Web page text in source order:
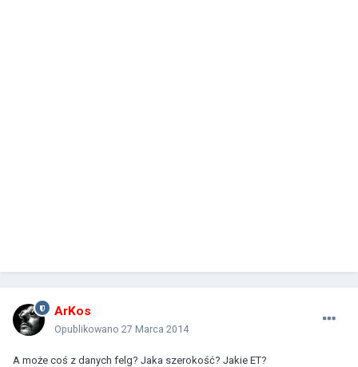
ArKos
Opublikowano 27 Marca 2014
A może coś z danych felg? Jaka szerokość? Jakie ET?